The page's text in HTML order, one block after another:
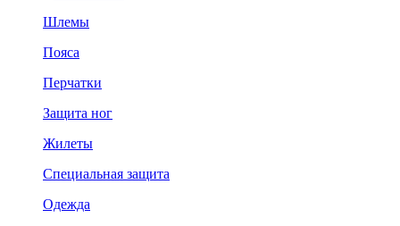
Шлемы
Пояса
Перчатки
Защита ног
Жилеты
Специальная защита
Одежда